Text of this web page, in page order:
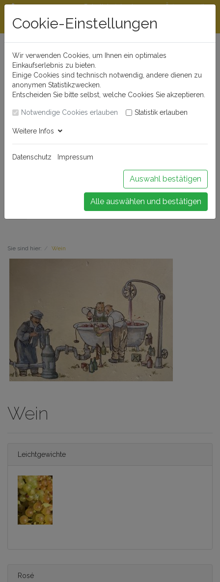
Beratungshotline
0721 - 830 777 0
Rabattstaffeln ab
300 €
Öffnungszeiten
Buchen Sie Ihr Weinseminar!
Sie sind hier: Wein
Wein
Leichtgewichte
Rosé
Cookie-Einstellungen
Wir verwenden Cookies, um Ihnen ein optimales
Einkaufserlebnis zu bieten.
Einige Cookies sind technisch notwendig, andere dienen zu
anonymen Statistikzwecken.
Entscheiden Sie bitte selbst, welche Cookies Sie akzeptieren.
Notwendige Cookies erlauben Statistik erlauben
Weitere Infos
Datenschutz Impressum
Auswahl bestätigen
Alle auswählen und bestätigen